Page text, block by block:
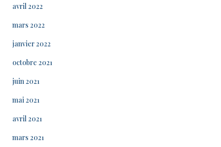
avril 2022
mars 2022
janvier 2022
octobre 2021
juin 2021
mai 2021
avril 2021
mars 2021